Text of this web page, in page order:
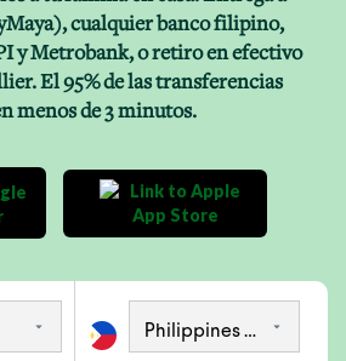
cualquier banco filipino,
y Metrobank, o retiro en efectivo
El 95% de las transferencias
menos de 3 minutos.